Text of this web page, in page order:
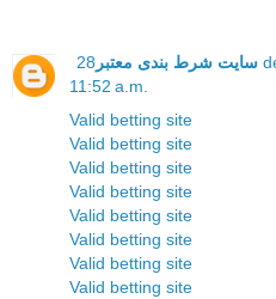
سایت شرط بندی معتبر 28 de marzo de 2021 a las
11:52 a.m.
Valid betting site
Valid betting site
Valid betting site
Valid betting site
Valid betting site
Valid betting site
Valid betting site
Valid betting site